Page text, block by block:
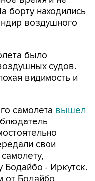
борту находились
воздушного
было
судов.
видимость и
самолета вышел
свои
- Иркутск.